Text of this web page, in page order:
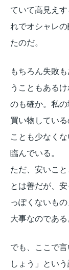
ていて高見え
れでオシャレ
たのだ。
もちろん失敗
うこともある
のも確か。私
買い物してい
ことも少なく
臨んでいる。
ただ、安いこ
とは善だが、
っぽくないも
大事なのである
でも、ここで
しょう」とい